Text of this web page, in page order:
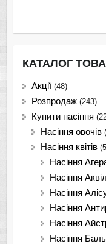
КАТАЛОГ
Акції (48)
Розпродаж (243)
Купити насіння
Насіння овочів
Насіння квітів
Насіння
Насіння
Насіння
Насіння
Насіння
Насіння